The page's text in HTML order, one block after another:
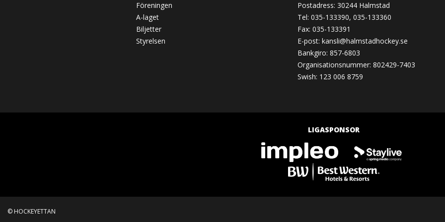
Föreningen
A-laget
Biljetter
Styrelsen
Postadress: 30244 Halmstad
Tel: 035-133390, 035-133360
Fax: 035-133391
E-post:kansli@halmstadhockey.se
Bankgiro: 857-6803
Organisationsnummer: 802429-7403
Swish: 123 006 8759
LIGASPONSOR
© HOCKEYETTAN